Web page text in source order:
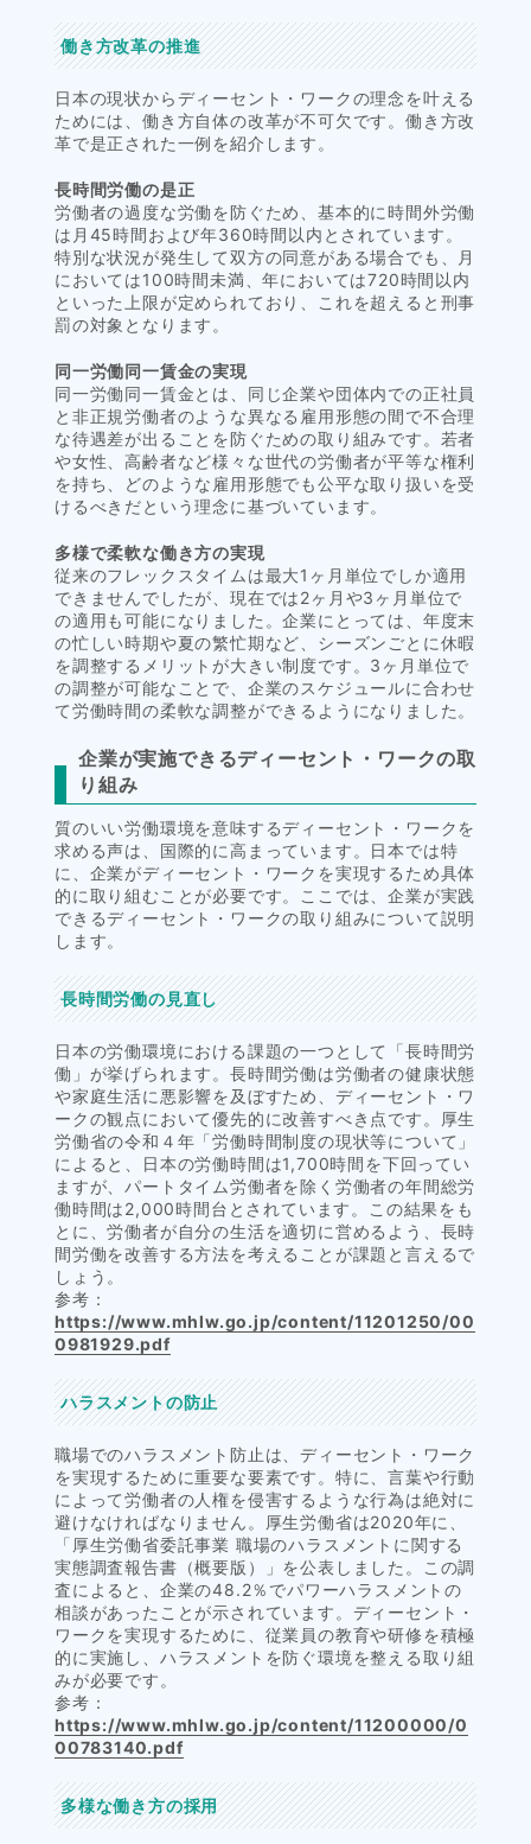
働き方改革の推進
日本の現状からディーセント・ワークの理念を叶える
ためには、働き方自体の改革が不可欠です。働き方改
革で是正された一例を紹介します。
長時間労働の是正
労働者の過度な労働を防ぐため、基本的に時間外労働
は月45時間および年360時間以内とされています。
特別な状況が発生して双方の同意がある場合でも、月
においては100時間未満、年においては720時間以内
といった上限が定められており、これを超えると刑事
罰の対象となります。
同一労働同一賃金の実現
同一労働同一賃金とは、同じ企業や団体内での正社員
と非正規労働者のような異なる雇用形態の間で不合理
な待遇差が出ることを防ぐための取り組みです。若者
や女性、高齢者など様々な世代の労働者が平等な権利
を持ち、どのような雇用形態でも公平な取り扱いを受
けるべきだという理念に基づいています。
多様で柔軟な働き方の実現
従来のフレックスタイムは最大1ヶ月単位でしか適用
できませんでしたが、現在では2ヶ月や3ヶ月単位で
の適用も可能になりました。企業にとっては、年度末
の忙しい時期や夏の繁忙期など、シーズンごとに休暇
を調整するメリットが大きい制度です。3ヶ月単位で
の調整が可能なことで、企業のスケジュールに合わせ
て労働時間の柔軟な調整ができるようになりました。
企業が実施できるディーセント・ワークの取
り組み
質のいい労働環境を意味するディーセント・ワークを
求める声は、国際的に高まっています。日本では特
に、企業がディーセント・ワークを実現するため具体
的に取り組むことが必要です。ここでは、企業が実践
できるディーセント・ワークの取り組みについて説明
します。
長時間労働の見直し
日本の労働環境における課題の一つとして「長時間労
働」が挙げられます。長時間労働は労働者の健康状態
や家庭生活に悪影響を及ぼすため、ディーセント・ワ
ークの観点において優先的に改善すべき点です。厚生
労働省の令和４年「労働時間制度の現状等について」
によると、日本の労働時間は1,700時間を下回ってい
ますが、パートタイム労働者を除く労働者の年間総労
働時間は2,000時間台とされています。この結果をも
とに、労働者が自分の生活を適切に営めるよう、長時
間労働を改善する方法を考えることが課題と言えるで
しょう。
参考：
https://www.mhlw.go.jp/content/11201250/00
0981929.pdf
ハラスメントの防止
職場でのハラスメント防止は、ディーセント・ワーク
を実現するために重要な要素です。特に、言葉や行動
によって労働者の人権を侵害するような行為は絶対に
避けなければなりません。厚生労働省は2020年に、
「厚生労働省委託事業 職場のハラスメントに関する
実態調査報告書（概要版）」を公表しました。この調
査によると、企業の48.2％でパワーハラスメントの
相談があったことが示されています。ディーセント・
ワークを実現するために、従業員の教育や研修を積極
的に実施し、ハラスメントを防ぐ環境を整える取り組
みが必要です。
参考：
https://www.mhlw.go.jp/content/11200000/0
00783140.pdf
多様な働き方の採用